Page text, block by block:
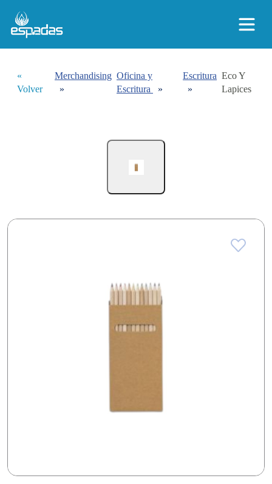
«
Volver
Merchandising
»
Oficina y
Escritura
»
Escritura
»
Eco Y
Lapices